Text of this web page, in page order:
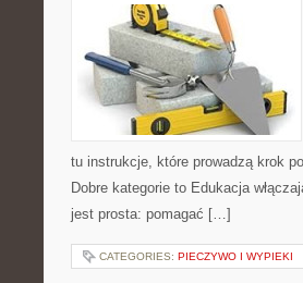
tu instrukcje, które prowadzą krok
Dobre kategorie to Edukacja
jest prosta: pomagać […]
CATEGORIES: PIECZYWO I WYPIEKI